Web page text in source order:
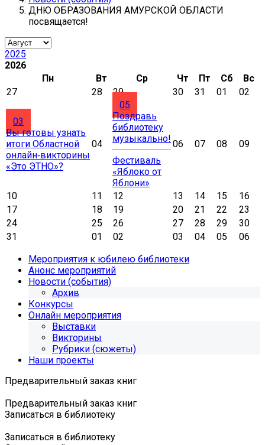
ДНЮ ОБРАЗОВАНИЯ АМУРСКОЙ ОБЛАСТИ
посвящается!
2025
2026
Пн
Вт Ср Чт Пт Сб
Вс
27
28 29 30 31 01 02
03
Вы готовы узнать
итоги Областной
онлайн‑викторины
«Это ЭТНО»?
04
05
Поздравь
библиотеку
музыкально!
Фестиваль
«Яблоко от
Яблони»
06 07 08 09
10 11 12 13 14 15
16
17
18 19 20 21 22
23
24
25 26 27 28 29
30
31
01 02 03 04 05
06
Мероприятия к юбилею библиотеки
Анонс мероприятий
Новости (события)
Архив
Конкурсы
Онлайн мероприятия
Выставки
Викторины
Рубрики (сюжеты)
Наши проекты
Предварительный заказ книг
Предварительный заказ книг
Записаться в библиотеку
Записаться в библиотеку